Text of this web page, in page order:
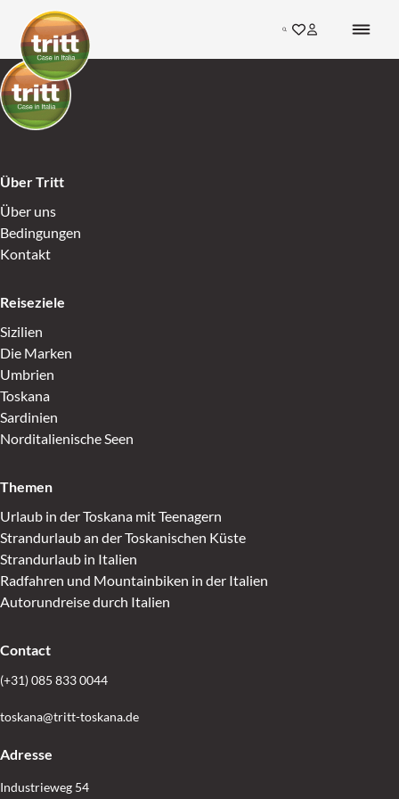
Skip to content
Go to Home
Search
Gehen Sie zu den
Inloggen bij
Go to Home
Über Tritt
Über uns
Bedingungen
Kontakt
Reiseziele
Sizilien
Die Marken
Umbrien
Toskana
Sardinien
Norditalienische Seen
Themen
Urlaub in der Toskana mit Teenagern
Strandurlaub an der Toskanischen Küste
Strandurlaub in Italien
Radfahren und Mountainbiken in der Italien
Autorundreise durch Italien
Contact
(+31) 085 833 0044
toskana@tritt-toskana.de
Adresse
Industrieweg 54